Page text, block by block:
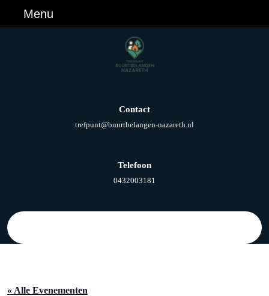
Menu
Contact
trefpunt@buurtbelangen-nazareth.nl
Telefoon
0432003181
« Alle Evenementen